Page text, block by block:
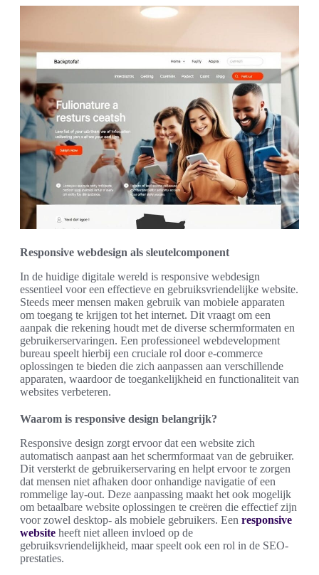
Responsive webdesign als sleutelcomponent
In de huidige digitale wereld is responsive webdesign
essentieel voor een effectieve en gebruiksvriendelijke website.
Steeds meer mensen maken gebruik van mobiele apparaten
om toegang te krijgen tot het internet. Dit vraagt om een
aanpak die rekening houdt met de diverse schermformaten en
gebruikerservaringen. Een professioneel webdevelopment
bureau speelt hierbij een cruciale rol door e-commerce
oplossingen te bieden die zich aanpassen aan verschillende
apparaten, waardoor de toegankelijkheid en functionaliteit van
websites verbeteren.
Waarom is responsive design belangrijk?
Responsive design zorgt ervoor dat een website zich
automatisch aanpast aan het schermformaat van de gebruiker.
Dit versterkt de gebruikerservaring en helpt ervoor te zorgen
dat mensen niet afhaken door onhandige navigatie of een
rommelige lay-out. Deze aanpassing maakt het ook mogelijk
om betaalbare website oplossingen te creëren die effectief zijn
voor zowel desktop- als mobiele gebruikers. Een responsive
website heeft niet alleen invloed op de
gebruiksvriendelijkheid, maar speelt ook een rol in de SEO-
prestaties.